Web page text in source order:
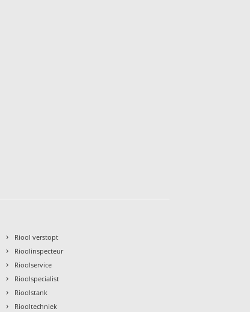
› Riool verstopt
› Rioolinspecteur
› Rioolservice
› Rioolspecialist
› Rioolstank
› Riooltechniek